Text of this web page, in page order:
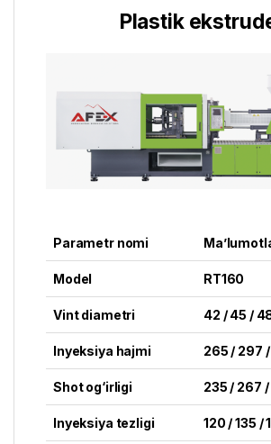
Plastik
Parametr nomi
Model RT160
Vint diametri 42 / 45 /
Inyeksiya hajmi 265 / 297
Shot og‘irligi 235 / 267
Inyeksiya tezligi 120 / 135 /